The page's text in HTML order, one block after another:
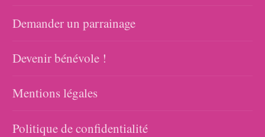
Demander un parrainage
Devenir bénévole !
Mentions légales
Politique de confidentialité